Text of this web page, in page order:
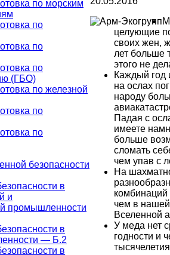
по морским
по
по
по
(ГБО)
по железной
по
по
безопасности
в
и
промышленности
в
— Б.2
в
целующие
своих жен,
лет больше
этого не
Каждый год
на ослах
народу
Падая с
имеете
больше
сломать
чем упав с
На
чем в нашей
Вселенной
У меда нет
годности и